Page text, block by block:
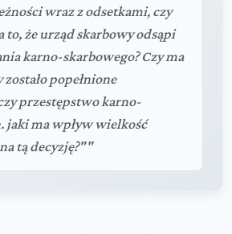
wraz z odsetkami, czy
to, że urząd skarbowy odsąpi
karno-skarbowego? Czy ma
zostało popełnione
przestępstwo karno-
jaki ma wpływ wielkość
tą decyzję?""